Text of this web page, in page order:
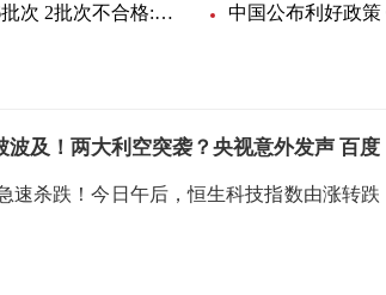
海南万宁抽查流通领域电线电缆6批次 2批次不合格:最新资讯 中国公布利好政
及！两大利空突袭？央视意外发声 百度
速杀跌！今日午后，恒生科技指数由涨转